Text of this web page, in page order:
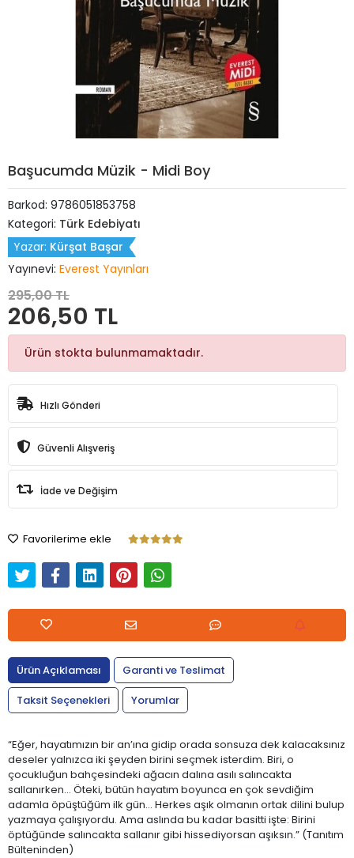
Başucumda Müzik - Midi Boy
Barkod: 9786051853758
Kategori: Türk Edebiyatı
Yazar: Kürşat Başar
Yayınevi: Everest Yayınları
295,00 TL
206,50 TL
Ürün stokta bulunmamaktadır.
Hızlı Gönderi
Güvenli Alışveriş
İade ve Değişim
Favorilerime ekle
Ürün Açıklaması
Garanti ve Teslimat
Taksit Seçenekleri
Yorumlar
“Eğer, hayatımızın bir an’ına gidip orada sonsuza dek kalacaksınız
deseler yalnızca iki şeyden birini seçmek isterdim. Biri, o
çocukluğun bahçesindeki ağacın dalına asılı salıncakta
sallanırken… Öteki, bütün hayatım boyunca en çok sevdiğim
adamla öpüştüğüm ilk gün… Herkes aşık olmanın ortak dilini bulup
yazmaya çalışıyordu. Ama aslında bu kadar basitti işte: Birini
öptüğünde salıncakta sallanır gibi hissediyorsan aşıksın.” (Tanıtım
Bülteninden)